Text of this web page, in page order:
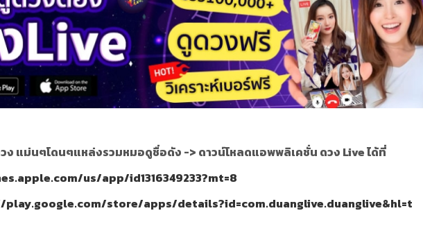
ง แม่นๆโดนๆแหล่งรวมหมอดูชื่อดัง -> ดาวน์โหลดแอพพลิเคชั่น ดวง Live ได้ที่
us/app/id1316349233?mt=8
store/apps/details?id=com.duanglive.duanglive&hl=t